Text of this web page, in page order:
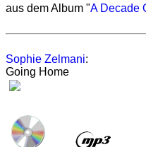
aus dem Album "A Decade
Sophie Zelmani:
Going Home